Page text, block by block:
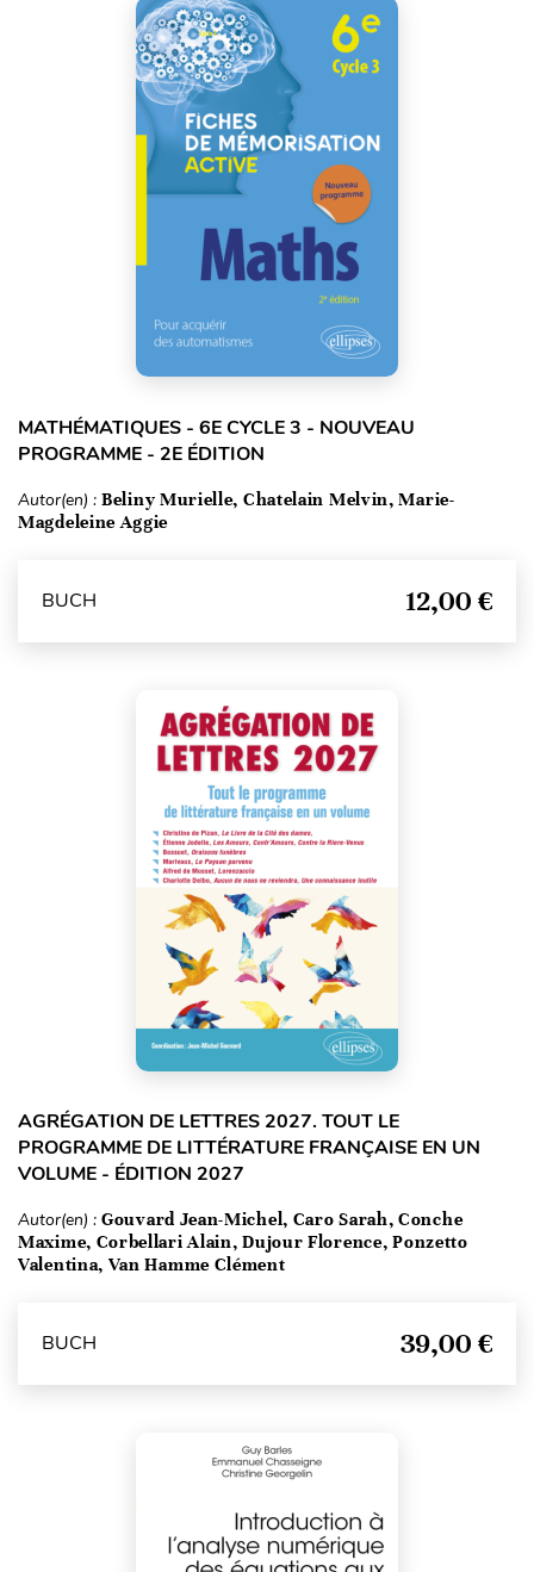
MATHÉMATIQUES - 6E CYCLE 3 - NOUVEAU
PROGRAMME - 2E ÉDITION
Autor(en) : Beliny Murielle, Chatelain Melvin, Marie-
Magdeleine Aggie
BUCH 12,00 €
AGRÉGATION DE LETTRES 2027. TOUT LE
PROGRAMME DE LITTÉRATURE FRANÇAISE EN UN
VOLUME - ÉDITION 2027
Autor(en) : Gouvard Jean-Michel, Caro Sarah, Conche
Maxime, Corbellari Alain, Dujour Florence, Ponzetto
Valentina, Van Hamme Clément
BUCH 39,00 €